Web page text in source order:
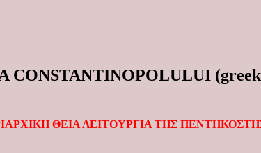
CONSTANTINOPOLULUI
ΘΕΙΑ ΛΕΙΤΟΥΡΓΙΑ ΤΗΣ